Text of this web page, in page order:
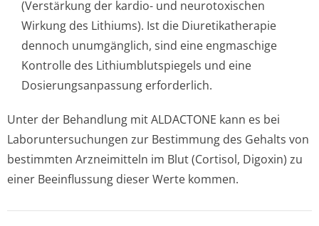
(Verstärkung der kardio- und neurotoxischen
Wirkung des Lithiums). Ist die Diuretikatherapie
dennoch unumgänglich, sind eine engmaschige
Kontrolle des Lithiumblutspiegels und eine
Dosierungsanpassung erforderlich.
Unter der Behandlung mit ALDACTONE kann es bei
Laboruntersuchungen zur Bestimmung des Gehalts von
bestimmten Arzneimitteln im Blut (Cortisol, Digoxin) zu
einer Beeinflussung dieser Werte kommen.